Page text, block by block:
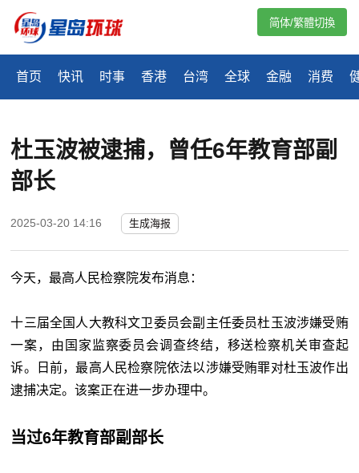
首页 快讯 时事 香港 台湾 全球 金融 消费
简体/繁體切換
杜玉波被逮捕，曾任6年教育部副
部长
2025-03-20 14:16 生成海报
今天，最高人民检察院发布消息：
十三届全国人大教科文卫委员会副主任委员杜玉波涉嫌受贿
一案，由国家监察委员会调查终结，移送检察机关审查起
诉。日前，最高人民检察院依法以涉嫌受贿罪对杜玉波作出
逮捕决定。该案正在进一步办理中。
当过6年教育部副部长